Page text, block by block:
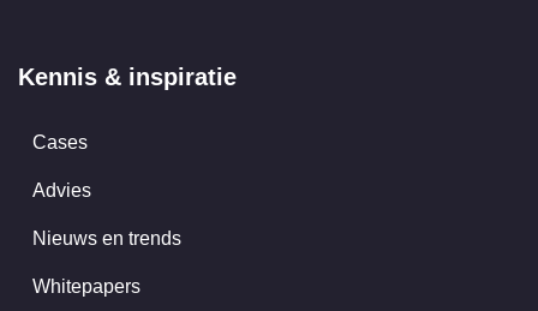
Kennis & inspiratie
Cases
Advies
Nieuws en trends
Whitepapers